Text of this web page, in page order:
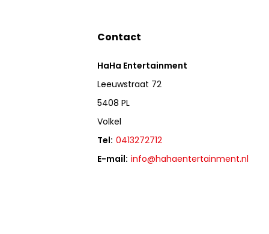
Contact
HaHa Entertainment
Leeuwstraat 72
5408 PL
Volkel
Tel: 0413272712
E-mail: info@hahaentertainment.nl